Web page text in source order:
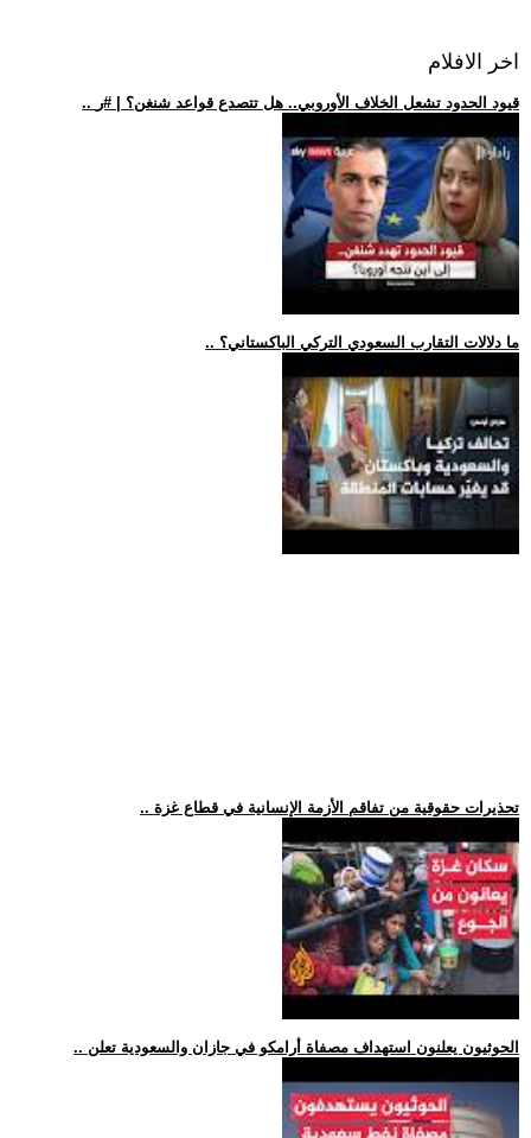
اخر الافلام
.. قيود الحدود تشعل الخلاف الأوروبي.. هل تتصدع قواعد شنغن؟ | #ر
.. ما دلالات التقارب السعودي التركي الباكستاني؟
.. تحذيرات حقوقية من تفاقم الأزمة الإنسانية في قطاع غزة
.. الحوثيون يعلنون استهداف مصفاة أرامكو في جازان والسعودية تعلن